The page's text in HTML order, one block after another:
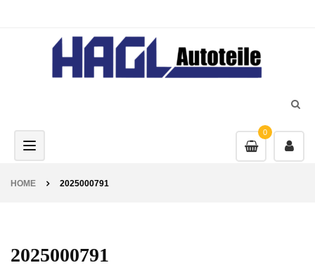
0
Toggle navigation
HOME 2025000791
2025000791